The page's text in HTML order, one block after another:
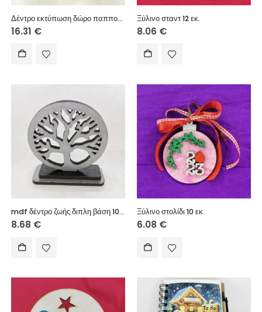
Δέντρο εκτύπωση δώρο παππούδων 26εκ.
16.31 €
Ξύλινο σταντ 12 εκ.
8.06 €
mdf δέντρο ζωής διπλη βάση 10εκ.βαμμένο μεταλλικό χρώμα 6mm
8.68 €
Ξύλινο στολίδι 10 εκ.
6.08 €